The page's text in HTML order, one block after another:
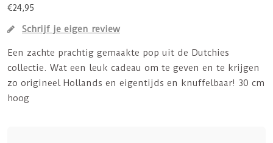
€24,95
Schrijf je eigen review
Een zachte prachtig gemaakte pop uit de Dutchies
collectie. Wat een leuk cadeau om te geven en te krijgen
zo origineel Hollands en eigentijds en knuffelbaar! 30 cm
hoog